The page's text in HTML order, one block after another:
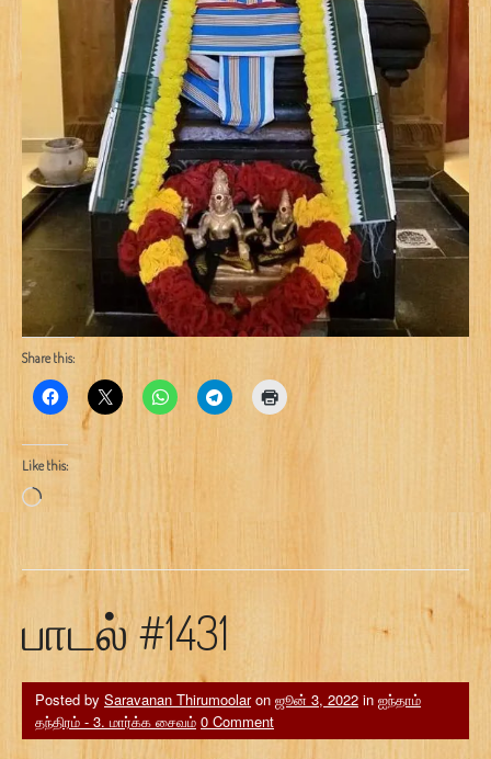
Share this:
Like this:
Loading…
பாடல் #1431
Posted by Saravanan Thirumoolaron ஜூன் 3, 2022 in ஐந்தாம்
தந்திரம் - 3. மார்க்க சைவம் 0 Comment